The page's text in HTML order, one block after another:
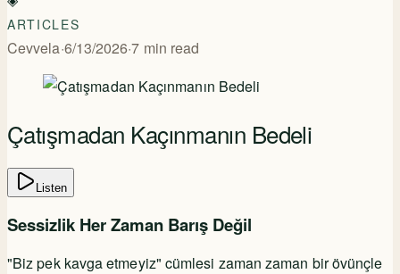
ARTICLES
Cevvela·6/13/2026·7 min read
Çatışmadan Kaçınmanın Bedeli
Listen
Sessizlik Her Zaman Barış Değil
"Biz pek kavga etmeyiz" cümlesi zaman zaman bir övünçle